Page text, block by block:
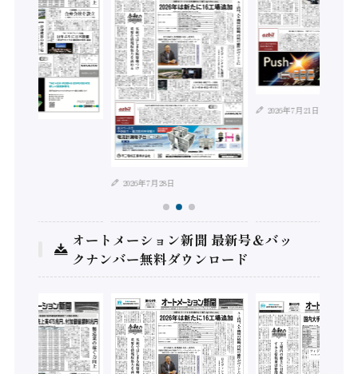
2026年7月28日
2026年7月21日
オートメーション新聞 最新号＆バッ
クナンバー無料ダウンロード